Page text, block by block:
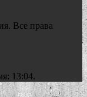
Все права
13:04.